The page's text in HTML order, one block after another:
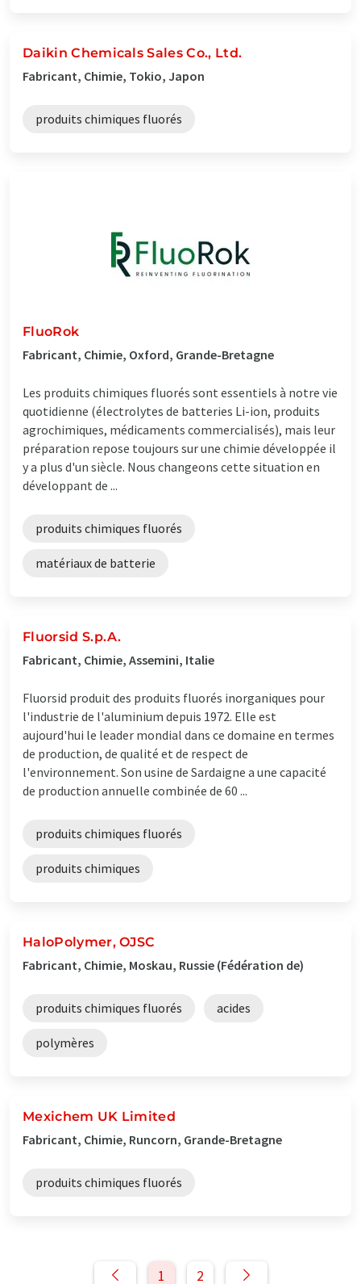
Daikin Chemicals Sales Co., Ltd.
Fabricant, Chimie, Tokio, Japon
produits chimiques fluorés
FluoRok
Fabricant, Chimie, Oxford, Grande-Bretagne
Les produits chimiques fluorés sont essentiels à notre vie
quotidienne (électrolytes de batteries Li-ion, produits
agrochimiques, médicaments commercialisés), mais leur
préparation repose toujours sur une chimie développée il
y a plus d'un siècle. Nous changeons cette situation en
développant de ...
produits chimiques fluorés
matériaux de batterie
Fluorsid S.p.A.
Fabricant, Chimie, Assemini, Italie
Fluorsid produit des produits fluorés inorganiques pour
l'industrie de l'aluminium depuis 1972. Elle est
aujourd'hui le leader mondial dans ce domaine en termes
de production, de qualité et de respect de
l'environnement. Son usine de Sardaigne a une capacité
de production annuelle combinée de 60 ...
produits chimiques fluorés
produits chimiques
HaloPolymer, OJSC
Fabricant, Chimie, Moskau, Russie (Fédération de)
produits chimiques fluorés acides
polymères
Mexichem UK Limited
Fabricant, Chimie, Runcorn, Grande-Bretagne
produits chimiques fluorés
1 2